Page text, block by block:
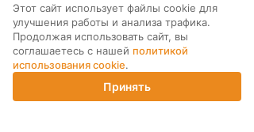
Корзина
ПОДПИСКА НА РАССЫЛКУ
Этот сайт использует файлы cookie для
улучшения работы и анализа трафика.
Продолжая использовать сайт, вы
соглашаетесь с нашей политикой
использования cookie.
Принять